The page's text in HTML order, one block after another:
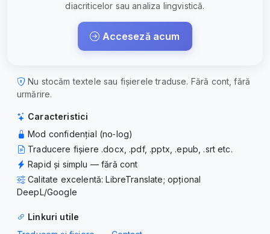
diacriticelor sau analiza lingvistică.
Acceseză acum
Nu stocăm textele sau fișierele traduse. Fără cont, fără
urmărire.
Caracteristici
Mod confidențial (no‑log)
Traducere fișiere .docx, .pdf, .pptx, .epub, .srt etc.
Rapid și simplu — fără cont
Calitate excelentă: LibreTranslate; opțional
DeepL/Google
Linkuri utile